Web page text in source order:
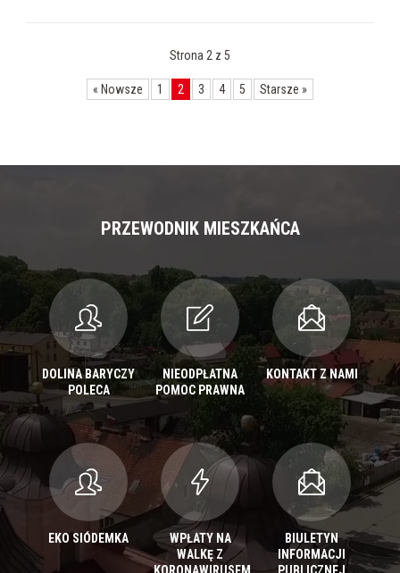
Strona 2 z 5
« Nowsze 1 2 3 4 5 Starsze »
PRZEWODNIK MIESZKAŃCA
DOLINA BARYCZY
POLECA
NIEODPŁATNA
POMOC PRAWNA
KONTAKT Z NAMI
EKO SIÓDEMKA
WPŁATY NA
WALKĘ Z
BIULETYN
INFORMACJI